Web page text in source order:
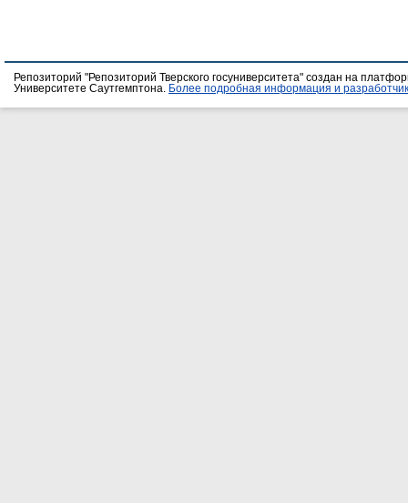
Репозиторий "Репозиторий Тверского госуниверситета" создан на
Университете Саутгемптона.
Более подробная информация и